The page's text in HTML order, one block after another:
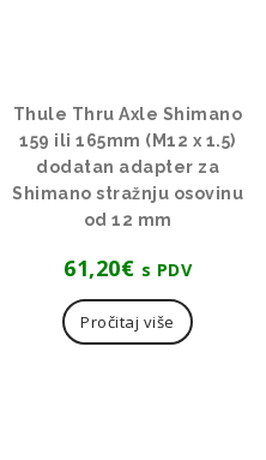
Thule Thru Axle Shimano
159 ili 165mm (M12 x 1.5)
dodatan adapter za
Shimano stražnju osovinu
od 12 mm
61,20€ s PDV
Pročitaj više